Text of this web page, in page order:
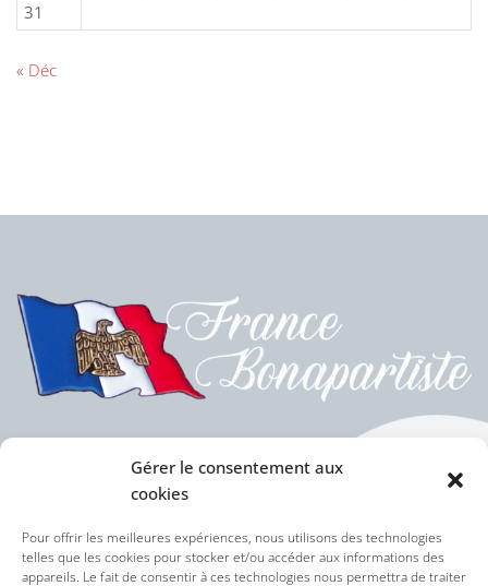
Gérer le consentement aux
cookies
Pour offrir les meilleures expériences, nous utilisons des technologies
telles que les cookies pour stocker et/ou accéder aux informations des
appareils. Le fait de consentir à ces technologies nous permettra de traiter
31
« Déc
Politique des cookies (UE)